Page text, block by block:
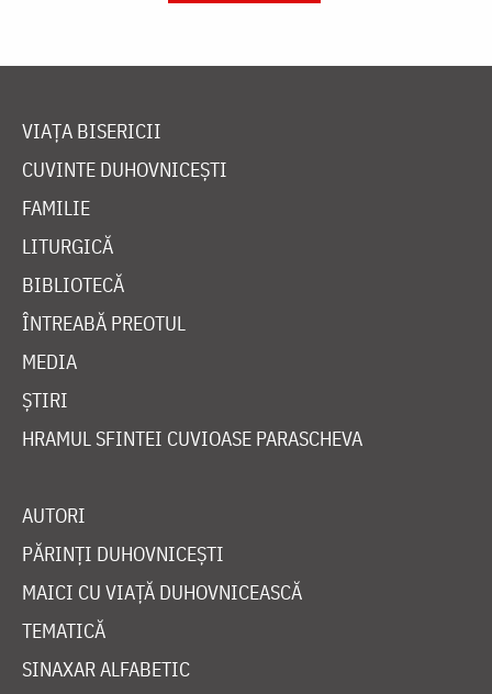
VIAȚA BISERICII
CUVINTE DUHOVNICEȘTI
FAMILIE
LITURGICĂ
BIBLIOTECĂ
ÎNTREABĂ PREOTUL
MEDIA
ȘTIRI
HRAMUL SFINTEI CUVIOASE PARASCHEVA
AUTORI
PĂRINȚI DUHOVNICEȘTI
MAICI CU VIAȚĂ DUHOVNICEASCĂ
TEMATICĂ
SINAXAR ALFABETIC